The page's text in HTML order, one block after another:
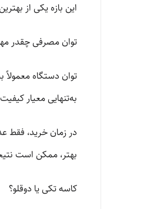
این بازه یکی از
توان مصرفی چقدر
به‌تنهایی معیار
در زمان خرید، فقط
بهتر، ممکن است
کاسه تکی یا دوقلو؟